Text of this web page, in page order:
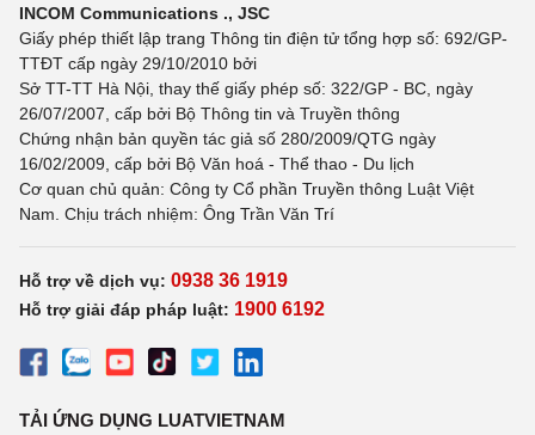
INCOM Communications ., JSC
Giấy phép thiết lập trang Thông tin điện tử tổng hợp số: 692/GP-
TTĐT cấp ngày 29/10/2010 bởi
Sở TT-TT Hà Nội, thay thế giấy phép số: 322/GP - BC, ngày
26/07/2007, cấp bởi Bộ Thông tin và Truyền thông
Chứng nhận bản quyền tác giả số 280/2009/QTG ngày
16/02/2009, cấp bởi Bộ Văn hoá - Thể thao - Du lịch
Cơ quan chủ quản: Công ty Cổ phần Truyền thông Luật Việt
Nam. Chịu trách nhiệm: Ông Trần Văn Trí
Hỗ trợ về dịch vụ: 0938 36 1919
Hỗ trợ giải đáp pháp luật: 1900 6192
TẢI ỨNG DỤNG LUATVIETNAM